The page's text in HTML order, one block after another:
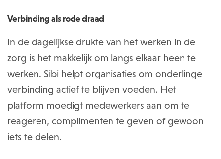
Verbinding als rode draad
In de dagelijkse drukte van het werken in de
zorg is het makkelijk om langs elkaar heen te
werken. Sibi helpt organisaties om onderlinge
verbinding actief te blijven voeden. Het
platform moedigt medewerkers aan om te
reageren, complimenten te geven of gewoon
iets te delen.